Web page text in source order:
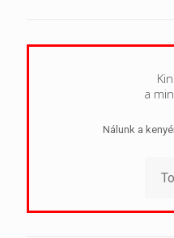
a
Nálunk a